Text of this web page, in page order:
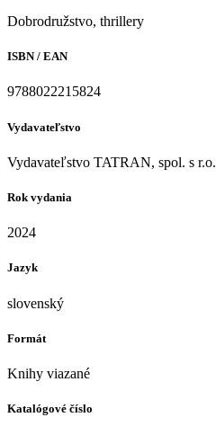
Dobrodružstvo, thrillery
ISBN / EAN
9788022215824
Vydavateľstvo
Vydavateľstvo TATRAN, spol. s r.o.
Rok vydania
2024
Jazyk
slovenský
Formát
Knihy viazané
Katalógové číslo